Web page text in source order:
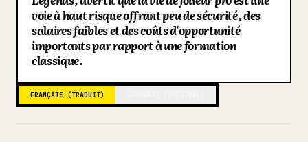
Blog
Mises à jour
voie à haut risque offrant peu de sécurité, des
salaires faibles et des coûts d'opportunité
importants par rapport à une formation
classique.
FRANÇAIS (TRADUIT)